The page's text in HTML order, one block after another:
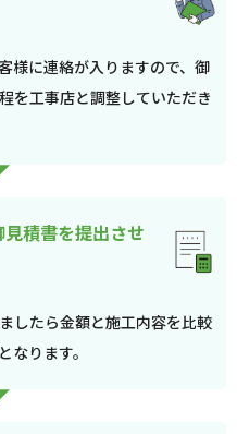
様に連絡が入りますので、御
を工事店と調整していただき
積書を提出させ
したら金額と施工内容を比較
なります。